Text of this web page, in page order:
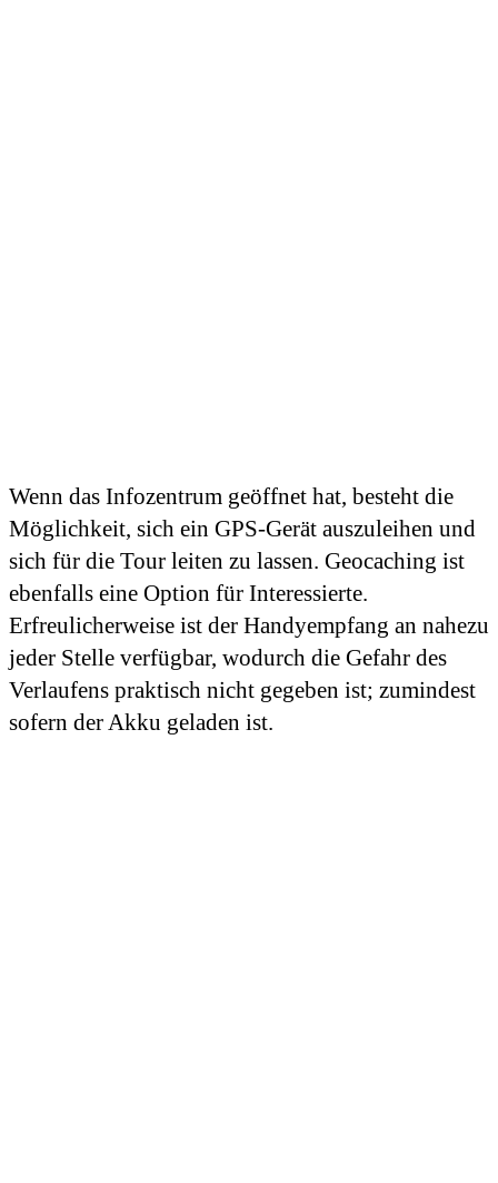
Wenn das Infozentrum geöffnet hat, besteht die
Möglichkeit, sich ein GPS-Gerät auszuleihen und
sich für die Tour leiten zu lassen. Geocaching ist
ebenfalls eine Option für Interessierte.
Erfreulicherweise ist der Handyempfang an nahezu
jeder Stelle verfügbar, wodurch die Gefahr des
Verlaufens praktisch nicht gegeben ist; zumindest
sofern der Akku geladen ist.